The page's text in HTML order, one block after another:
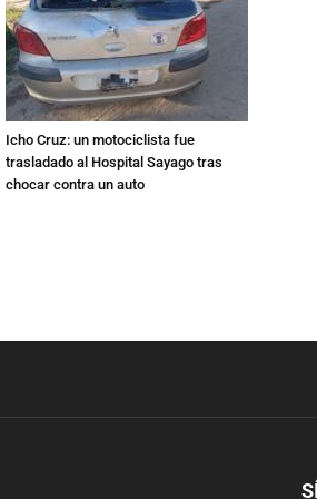
Icho Cruz: un motociclista fue
trasladado al Hospital Sayago tras
chocar contra un auto